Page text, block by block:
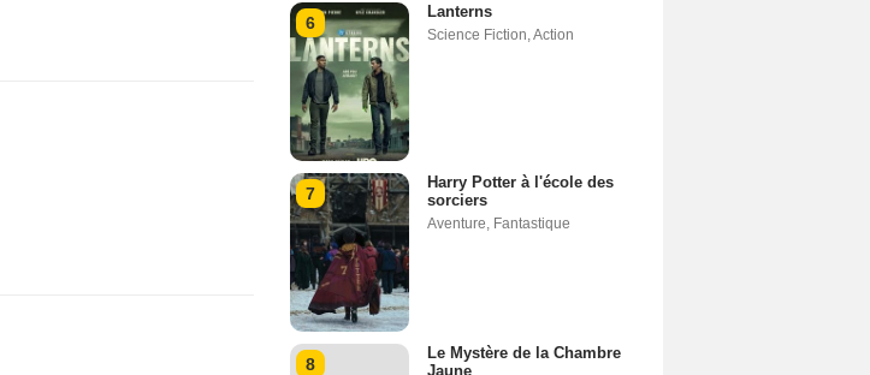
6
Lanterns
Science Fiction Action
7
Harry Potter à l'école des
sorciers
Aventure Fantastique
8
Le Mystère de la Chambre
Jaune